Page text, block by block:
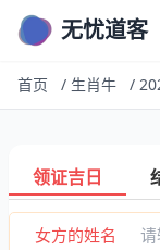
无忧道客
首页 / 生肖牛 /
领证吉日
女方的姓名